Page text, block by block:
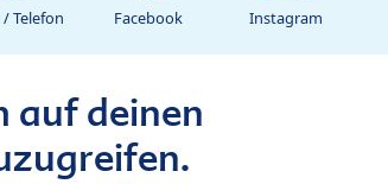
/ Telefon Facebook Instagram
auf deinen